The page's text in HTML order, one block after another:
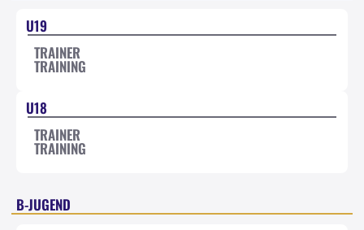
U19
TRAINER
TRAINING
U18
TRAINER
TRAINING
B-JUGEND